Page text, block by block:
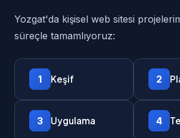
Yozgat'da kişisel web sitesi
süreçle tamamlıyoruz:
1 Keşif 2
3 Uygulama 4